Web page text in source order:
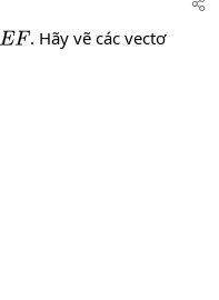
. Hãy vẽ các vectơ